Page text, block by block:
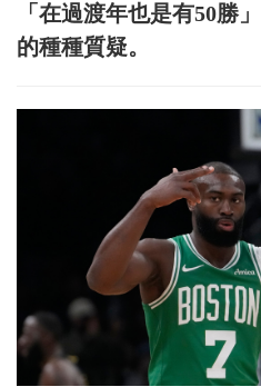
「在過渡年也是有50勝
的種種質疑。